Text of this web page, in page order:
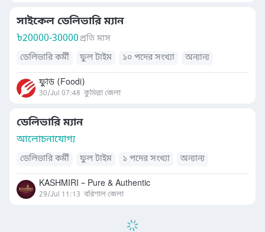
সাইকেল ডেলিভারি ম্যান
৳20000-30000প্রতি মাস
ডেলিভারি কর্মী
ফুল টাইম ১০ পদের সংখ্যা অন্যান্য
ফুডি (Foodi)
30/Jul 07:48 কুমিল্লা জেলা
ডেলিভারি ম্যান
আলোচনাযোগ্য
ডেলিভারি কর্মী ফুল টাইম ১ পদের সংখ্যা অন্যান্য
KASHMIRI – Pure & Authentic
29/Jul 11:13 বরিশাল জেলা